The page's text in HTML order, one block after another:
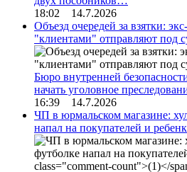
18:02 14.7.2026
Объезд очередей за взятки:
"клиентами" отправляют под
Бюро внутренней
начать уголовное
16:39 14.7.2026
ЧП в юрмальском магазине:
напал на покупателей и